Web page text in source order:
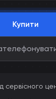
Купити
сервісного